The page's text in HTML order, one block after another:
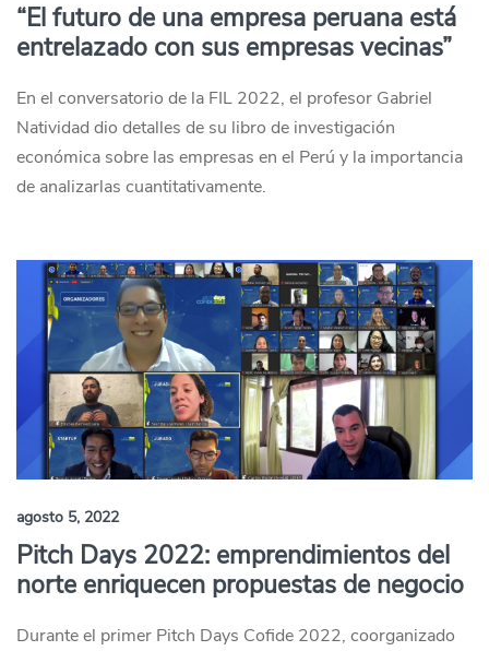
“El futuro de una empresa peruana está
entrelazado con sus empresas vecinas”
En el conversatorio de la FIL 2022, el profesor Gabriel
Natividad dio detalles de su libro de investigación
económica sobre las empresas en el Perú y la importancia
de analizarlas cuantitativamente.
agosto 5, 2022
Pitch Days 2022: emprendimientos del
norte enriquecen propuestas de negocio
Durante el primer Pitch Days Cofide 2022, coorganizado